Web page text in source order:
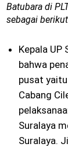
Batubara di
sebagai
Kepala UP
bahwa
pusat yaitu
Cabang
Suralaya
Suralaya.